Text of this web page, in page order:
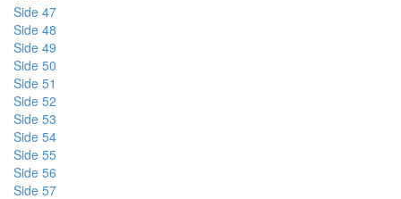
Side 47
Side 48
Side 49
Side 50
Side 51
Side 52
Side 53
Side 54
Side 55
Side 56
Side 57